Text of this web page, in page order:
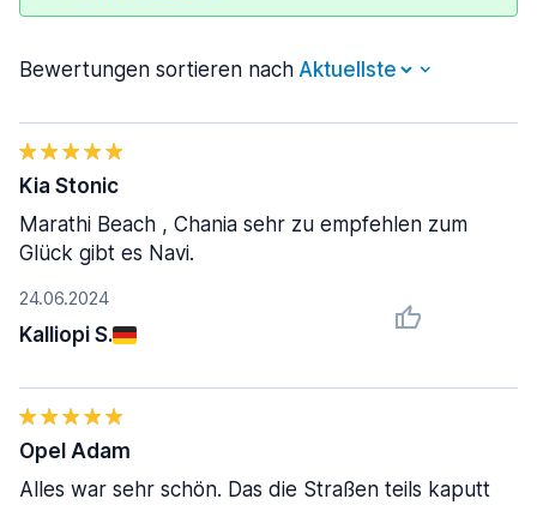
Bewertungen sortieren nach
24.06.2024
Kalliopi S.
Kia Stonic
Marathi Beach , Chania sehr zu empfehlen zum
Glück gibt es Navi.
Opel Adam
Alles war sehr schön. Das die Straßen teils kaputt